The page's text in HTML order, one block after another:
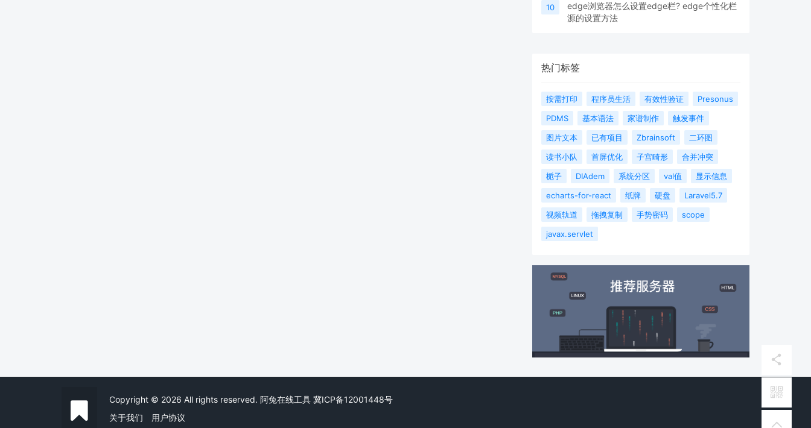
10
edge浏览器怎么设置edge栏? edge个性化栏
源的设置方法
热门标签
按需打印 程序员生活 有效性验证
Presonus
PDMS
基本语法 家谱制作
触发事件
图片文本
已有项目 Zbrainsoft
二环图
读书小队
首屏优化 子宫畸形
合并冲突
栀子
DIAdem 系统分区 val值
显示信息
echarts-for-react
纸牌 硬盘
Laravel5.7
视频轨道
拖拽复制 手势密码
scope
javax.servlet
Copyright © 2026 All rights reserved. 阿兔在线工具 冀ICP备12001448号
关于我们
用户协议